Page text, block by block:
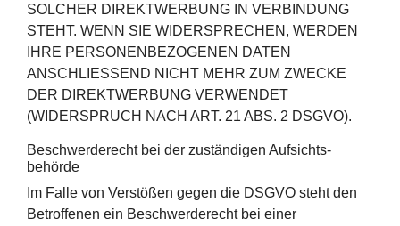
SOLCHER DIREKTWERBUNG IN VERBINDUNG
STEHT. WENN SIE WIDERSPRECHEN, WERDEN
IHRE PERSONENBEZOGENEN DATEN
ANSCHLIESSEND NICHT MEHR ZUM ZWECKE
DER DIREKTWERBUNG VERWENDET
(WIDERSPRUCH NACH ART. 21 ABS. 2 DSGVO).
Beschwerde­recht bei der zuständigen Aufsichts­
behörde
Im Falle von Verstößen gegen die DSGVO steht den
Betroffenen ein Beschwerderecht bei einer